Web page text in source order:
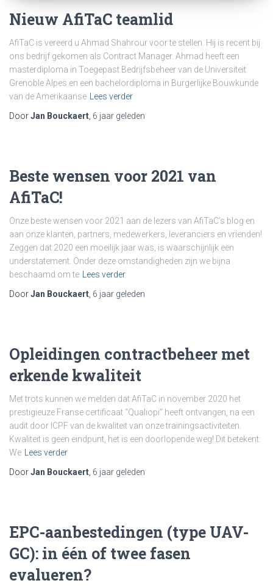
Nieuw AfiTaC teamlid
AfiTaC is vereerd u Ahmad Shahrour voor te stellen. Hij is recent bij
ons bedrijf gekomen als Contract Manager. Ahmad heeft een
masterdiploma in Toegepast Bedrijfsbeheer van de Universiteit
Grenoble Alpes en een bachelordiploma in Burgerlijke Bouwkunde
van de Amerikaanse Lees verder
DoorJan Bouckaert, 6 jaar geleden
Beste wensen voor 2021 van
AfiTaC!
Onze beste wensen voor 2021 aan de lezers van AfiTaC’s blog en
aan onze klanten, partners, medewerkers, leveranciers en vrienden!
Zeggen dat 2020 een moeilijk jaar was, is waarschijnlijk een
understatement. Onder deze omstandigheden zijn we bijna
beschaamd om te Lees verder
DoorJan Bouckaert, 6 jaar geleden
Opleidingen contractbeheer met
erkende kwaliteit
Met trots kunnen we melden dat AfiTaC in november 2020 het
prestigieuze Franse certificaat “Qualiopi” heeft ontvangen, na een
audit door ICPF van de kwaliteit van onze trainingsactiviteiten.
Kwaliteit is geen eindpunt, het is een doorlopende weg! Dit betekent:
We Lees verder
DoorJan Bouckaert, 6 jaar geleden
EPC-aanbestedingen (type UAV-
GC): in één of twee fasen
evalueren?